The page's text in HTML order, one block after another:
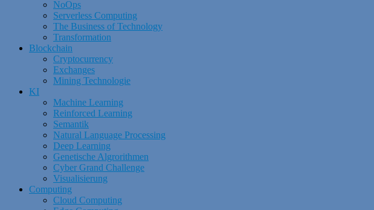
NoOps
Serverless Computing
The Business of Technology
Transformation
Blockchain
Cryptocurrency
Exchanges
Mining Technologie
KI
Machine Learning
Reinforced Learning
Semantik
Natural Language Processing
Deep Learning
Genetische Algrorithmen
Cyber Grand Challenge
Visualisierung
Computing
Cloud Computing